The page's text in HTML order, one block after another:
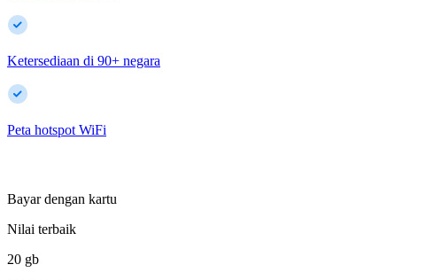
Ketersediaan di 90+ negara
Peta hotspot WiFi
Bayar dengan kartu
Nilai terbaik
20 gb